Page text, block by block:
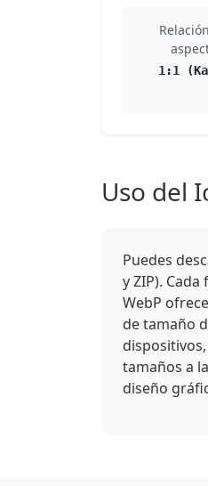
1:1
Uso del
Puedes
y ZIP).
WebP
de tamaño
tamaños a
diseño